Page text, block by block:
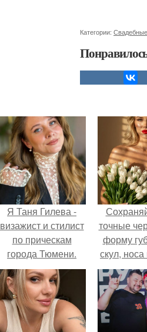
Категории:
Я Таня Гилева -
визажист и стилист
по прическам
города Тюмени.
точные
форму
скул,